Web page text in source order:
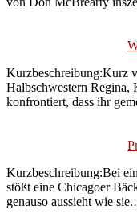
Kurzbeschreibung:Kurz
Halbschwestern Regina,
konfrontiert, dass ihr
Kurzbeschreibung:Bei
stößt eine Chicagoer
genauso aussieht wie